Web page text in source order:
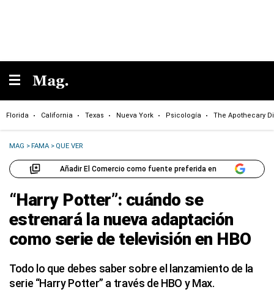
Florida California Texas Nueva York Psicología The Apothecary
MAG >FAMA > QUE VER
Añadir El Comercio como fuente preferida en
“Harry Potter”: cuándo se
estrenará la nueva adaptación
como serie de televisión en HBO
Todo lo que debes saber sobre el lanzamiento de la
serie “Harry Potter” a través de HBO y Max.